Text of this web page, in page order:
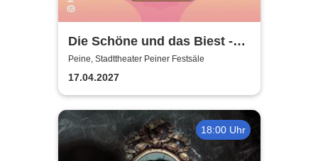
Die Schöne und das Biest -
das Musical | Theater Liberi
Peine, Stadttheater Peiner Festsäle
17.04.2027
18:00 Uhr